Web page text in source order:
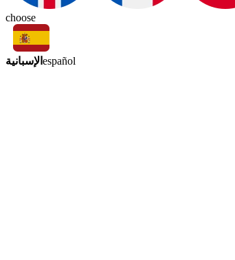
choose
الإسبانية español